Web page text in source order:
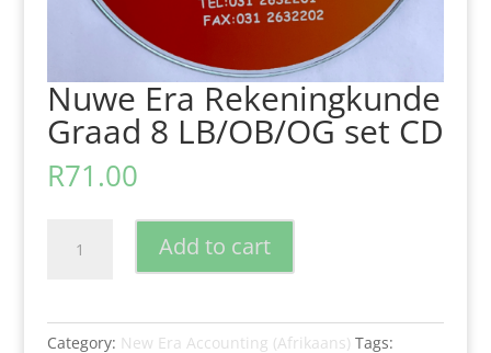
Nuwe Era Rekeningkunde
Graad 8 LB/OB/OG set CD
R71.00
Add to cart
Category: New Era Accounting (Afrikaans) Tags: